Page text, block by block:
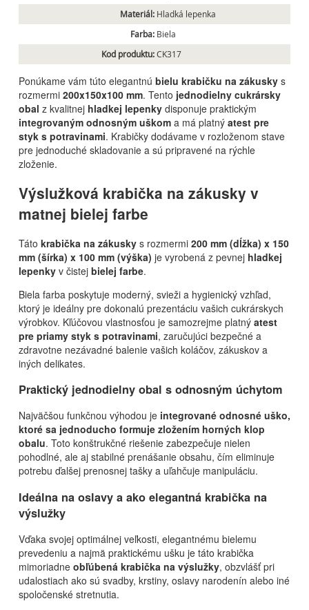
Materiál: Hladká lepenka
Farba: Biela
Kod produktu:CK317
Ponúkame vám túto elegantnú bielu krabičku na zákusky s
rozmermi 200x150x100 mm. Tento jednodielny cukrársky
obal z kvalitnej hladkej lepenky disponuje praktickým
integrovaným odnosným uškom a má platný atest pre
styk s potravinami. Krabičky dodávame v rozloženom stave
pre jednoduché skladovanie a sú pripravené na rýchle
zloženie.
Výslužková krabička na zákusky v
matnej bielej farbe
Táto krabička na zákusky s rozmermi 200 mm (dĺžka) x 150
mm (šírka) x 100 mm (výška) je vyrobená z pevnej hladkej
lepenky v čistej bielej farbe.
Biela farba poskytuje moderný, svieži a hygienický vzhľad,
ktorý je ideálny pre dokonalú prezentáciu vašich cukrárskych
výrobkov. Kľúčovou vlastnosťou je samozrejme platný atest
pre priamy styk s potravinami, zaručujúci bezpečné a
zdravotne nezávadné balenie vašich koláčov, zákuskov a
iných delikates.
Praktický jednodielny obal s odnosným úchytom
Najväčšou funkčnou výhodou je integrované odnosné uško,
ktoré sa jednoducho formuje zložením horných klop
obalu. Toto konštrukčné riešenie zabezpečuje nielen
pohodlné, ale aj stabilné prenášanie obsahu, čím eliminuje
potrebu ďalšej prenosnej tašky a uľahčuje manipuláciu.
Ideálna na oslavy a ako elegantná krabička na
výslužky
Vďaka svojej optimálnej veľkosti, elegantnému bielemu
prevedeniu a najmä praktickému ušku je táto krabička
mimoriadne obľúbená krabička na výslužky, obzvlášť pri
udalostiach ako sú svadby, krstiny, oslavy narodenín alebo iné
spoločenské stretnutia.